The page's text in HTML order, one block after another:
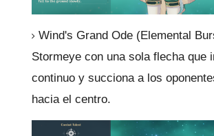
Wind's Grand Ode (Elemental
Stormeye con una sola flecha que
continuo y succiona a los
hacia el centro.